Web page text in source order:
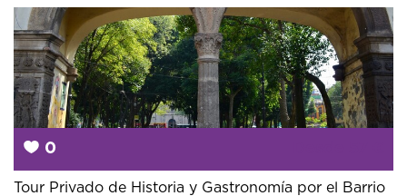
0
Tour Privado de Historia y Gastronomía por el Barrio